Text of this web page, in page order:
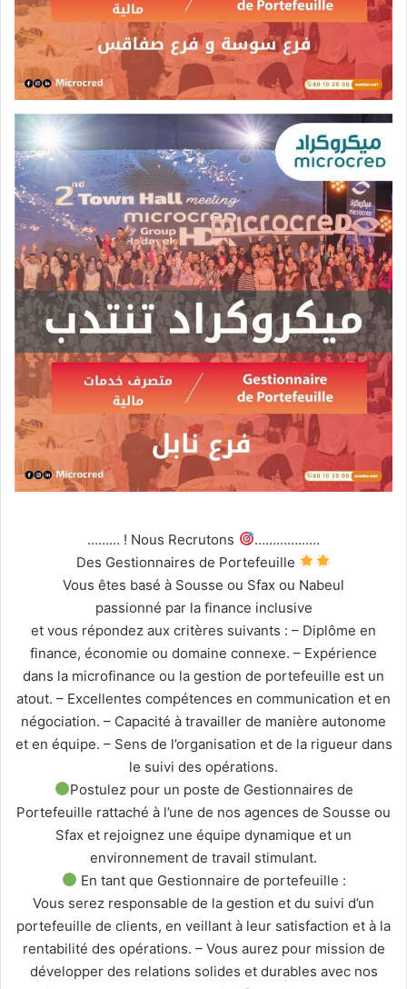
……… ! Nous Recrutons
………………
Des Gestionnaires de Portefeuille
Vous êtes basé à Sousse ou Sfax ou Nabeul
passionné par la finance inclusive
et vous répondez aux critères suivants : – Diplôme en
finance, économie ou domaine connexe. – Expérience
dans la microfinance ou la gestion de portefeuille est un
atout. – Excellentes compétences en communication et en
négociation. – Capacité à travailler de manière autonome
et en équipe. – Sens de l’organisation et de la rigueur dans
le suivi des opérations.
Postulez pour un poste de Gestionnaires de
Portefeuille rattaché à l’une de nos agences de Sousse ou
Sfax et rejoignez une équipe dynamique et un
environnement de travail stimulant.
En tant que Gestionnaire de portefeuille :
Vous serez responsable de la gestion et du suivi d’un
portefeuille de clients, en veillant à leur satisfaction et à la
rentabilité des opérations. – Vous aurez pour mission de
développer des relations solides et durables avec nos